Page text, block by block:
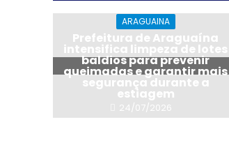
ARAGUAINA
Prefeitura de Araguaína
intensifica limpeza de lotes
baldios para prevenir
queimadas e garantir mais
segurança durante a
estiagem
24/07/2026